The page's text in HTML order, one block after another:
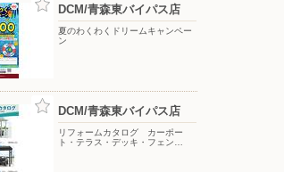
【アプリ応募限定】マ
イボポイントプレ…
DCM/青森東バイパス店
夏のわくわくドリームキャンペー
ン
DCM/青森東バイパス店
リフォームカタログ カーポー
ト・テラス・デッキ・フェン…